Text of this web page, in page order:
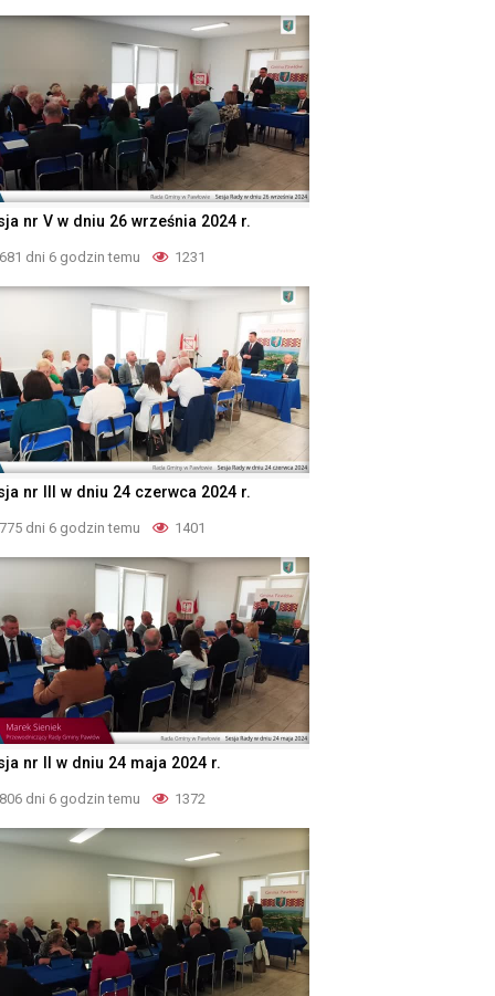
nr V w dniu 26 września 2024 r.
681 dni 6 godzin temu 1231
nr III w dniu 24 czerwca 2024 r.
775 dni 6 godzin temu 1401
nr II w dniu 24 maja 2024 r.
806 dni 6 godzin temu 1372